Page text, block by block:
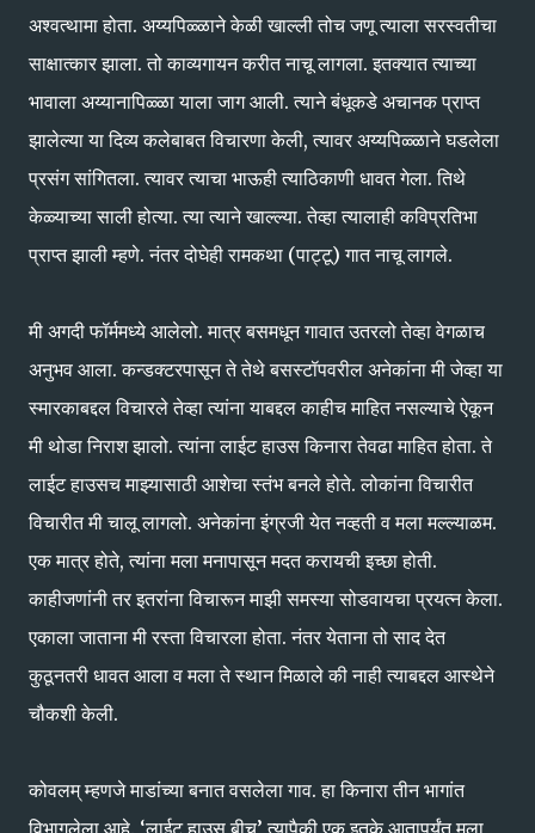
अश्‍वत्थामा होता. अय्यपिळ्ळाने केळी खाल्ली तोच जणू त्याला सरस्वतीचा
साक्षात्कार झाला. तो काव्यगायन करीत नाचू लागला. इतक्यात त्याच्या
भावाला अय्यानापिळ्ळा याला जाग आली. त्याने बंधूकडे अचानक प्राप्त
झालेल्या या दिव्य कलेबाबत विचारणा केली, त्यावर अय्यपिळ्ळाने घडलेला
प्रसंग सांगितला. त्यावर त्याचा भाऊही त्याठिकाणी धावत गेला. तिथे
केळ्याच्या साली होत्या. त्या त्याने खाल्ल्या. तेव्हा त्यालाही कविप्रतिभा
प्राप्त झाली म्हणे. नंतर दोघेही रामकथा (पाट्टू) गात नाचू लागले.
मी अगदी फॉर्ममध्ये आलेलो. मात्र बसमधून गावात उतरलो तेव्हा वेगळाच
अनुभव आला. कन्डक्टरपासून ते तेथे बसस्टॉपवरील अनेकांना मी जेव्हा या
स्मारकाबद्दल विचारले तेव्हा त्यांना याबद्दल काहीच माहित नसल्याचे ऐकून
मी थोडा निराश झालो. त्यांना लाईट हाउस किनारा तेवढा माहित होता. ते
लाईट हाउसच माझ्यासाठी आशेचा स्तंभ बनले होते. लोकांना विचारीत
विचारीत मी चालू लागलो. अनेकांना इंग्रजी येत नव्हती व मला मल्ल्याळम.
एक मात्र होते, त्यांना मला मनापासून मदत करायची इच्छा होती.
काहीजणांनी तर इतरांना विचारून माझी समस्या सोडवायचा प्रयत्न केला.
एकाला जाताना मी रस्ता विचारला होता. नंतर येताना तो साद देत
कुठूनतरी धावत आला व मला ते स्थान मिळाले की नाही त्याबद्दल आस्थेने
चौकशी केली.
कोवलम् म्हणजे माडांच्या बनात वसलेला गाव. हा किनारा तीन भागांत
विभागलेला आहे. ‘लाईट हाउस बीच’ त्यापैकी एक इतके आतापर्यंत मला